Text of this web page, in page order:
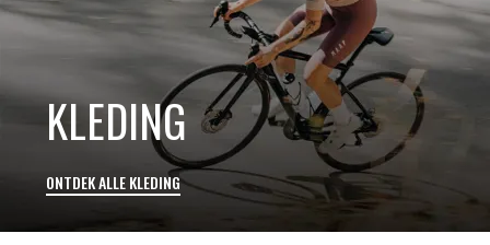
ONTDEK ALLE KLEDING
KLEDING